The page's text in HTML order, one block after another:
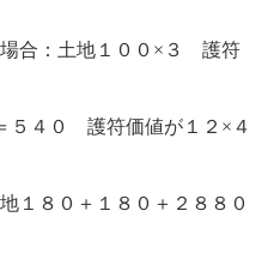
場合：土地１００×３ 護符
５４０ 護符価値が１２×４
１８０＋１８０＋２８８０